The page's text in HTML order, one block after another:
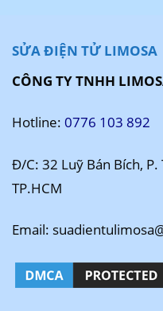
SỬA ĐIỆN TỬ LIMOSA
CÔNG TY TNHH
Hotline: 0776 103 892
Đ/C: 32 Luỹ Bán Bích, P.
TP.HCM
Email: